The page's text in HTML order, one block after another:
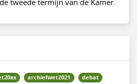
tweede termijn van de Kamer.
archiefwet2021
debat